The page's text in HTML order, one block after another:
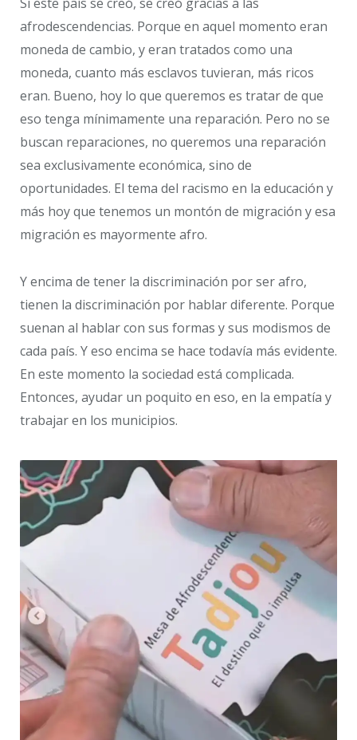
afrodescendencias. Porque en aquel momento eran
moneda de cambio, y eran tratados como una
moneda, cuanto más esclavos tuvieran, más ricos
eran. Bueno, hoy lo que queremos es tratar de que
eso tenga mínimamente una reparación. Pero no se
buscan reparaciones, no queremos una reparación
sea exclusivamente económica, sino de
oportunidades. El tema del racismo en la educación y
más hoy que tenemos un montón de migración y esa
migración es mayormente afro.
Y encima de tener la discriminación por ser afro,
tienen la discriminación por hablar diferente. Porque
suenan al hablar con sus formas y sus modismos de
cada país. Y eso encima se hace todavía más evidente.
En este momento la sociedad está complicada.
Entonces, ayudar un poquito en eso, en la empatía y
trabajar en los municipios.